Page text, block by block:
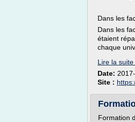
Dans les
Dans les
étaient
chaque
Lire la suite
Date:
Site :
Formation